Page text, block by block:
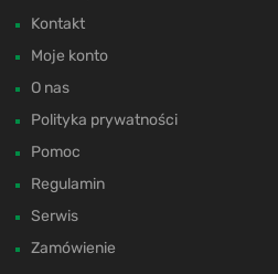
Kontakt
Moje konto
O nas
Polityka prywatności
Pomoc
Regulamin
Serwis
Zamówienie